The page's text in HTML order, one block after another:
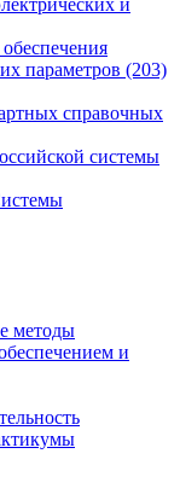
и
параметров (203)
справочных
системы
методы
и